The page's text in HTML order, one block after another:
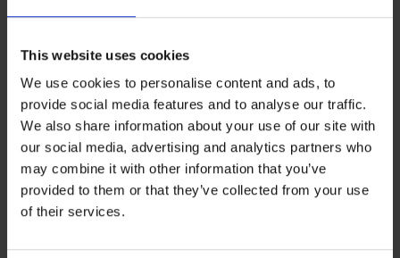
This website uses cookies
We use cookies to personalise content and ads, to
provide social media features and to analyse our traffic.
We also share information about your use of our site with
our social media, advertising and analytics partners who
may combine it with other information that you’ve
provided to them or that they’ve collected from your use
of their services.
Push-Up
Najobľúbenejšie značky